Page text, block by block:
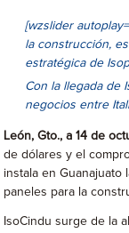
[wzslider
la construcción,
estratégica de
Con la llegada de
negocios entre
León, Gto., a 14 de
de dólares y el
instala en Guanajuato
paneles para la
IsoCindu surge de la